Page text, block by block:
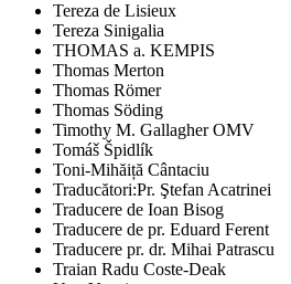
Tereza de Lisieux
Tereza Sinigalia
THOMAS a. KEMPIS
Thomas Merton
Thomas Römer
Thomas Söding
Timothy M. Gallagher OMV
Tomáš Špidlík
Toni-Mihăiță Cântaciu
Traducători:Pr. Ştefan Acatrinei
Traducere de Ioan Bisog
Traducere de pr. Eduard Ferent
Traducere pr. dr. Mihai Patrascu
Traian Radu Coste-Deak